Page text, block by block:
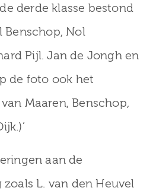
derde klasse bestond
Benschop, Nol
Pijl. Jan de Jongh en
de foto ook het
Maaren, Benschop,
aan de
L. van den Heuvel